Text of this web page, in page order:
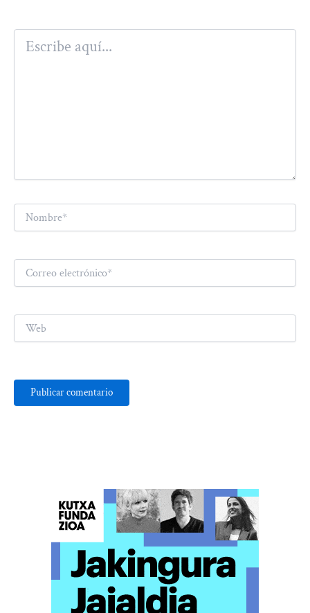
Escribe
aquí...
Correo
electrónico*
Web